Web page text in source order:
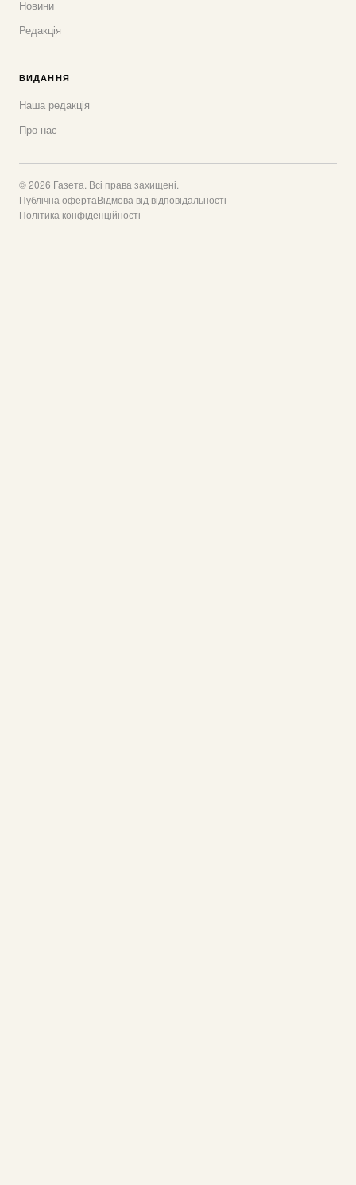
Новини
Редакція
ВИДАННЯ
Наша редакція
Про нас
© 2026 Газета. Всі права захищені.
Публічна офертаВідмова від відповідальності
Політика конфіденційності